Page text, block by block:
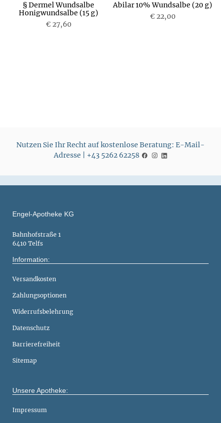
§ Dermel Wundsalbe
Honigwundsalbe (15 g)
€ 27,60
Abilar 10% Wundsalbe (20 g)
€ 22,00
Nutzen Sie Ihr Recht auf kostenlose Beratung: E-Mail-
Adresse | +43 5262 62258
Engel-Apotheke KG
Bahnhofstraße 1
6410 Telfs
Information:
Versandkosten
Zahlungsoptionen
Widerrufsbelehrung
Datenschutz
Barrierefreiheit
Sitemap
Unsere Apotheke:
Impressum